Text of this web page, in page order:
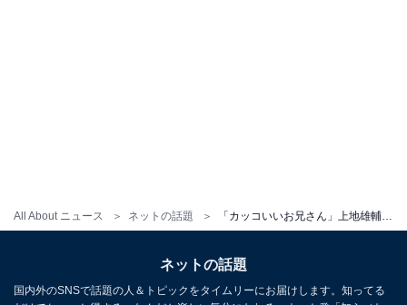
All About ニュース ネットの話題 「カッコいいお兄さん」上地雄輔、超大物芸人とのツーショットに反響！ 「笑い声が聞こえてきそう」
ネットの話題
国内外のSNSで話題の人＆トピックをタイムリーにお届けします。知ってる